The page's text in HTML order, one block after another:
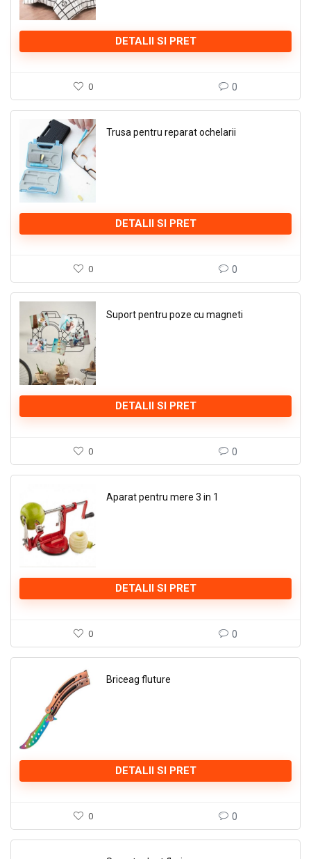
DETALII SI PRET
0 0
Trusa pentru reparat ochelarii
DETALII SI PRET
0 0
Suport pentru poze cu magneti
DETALII SI PRET
0 0
Aparat pentru mere 3 in 1
DETALII SI PRET
0 0
Briceag fluture
DETALII SI PRET
0 0